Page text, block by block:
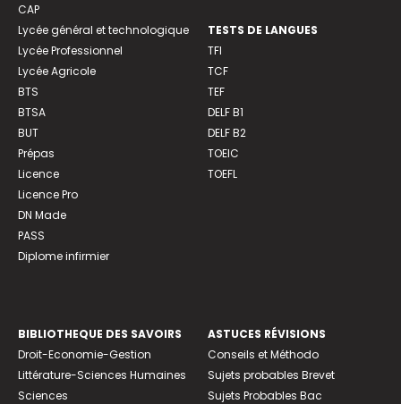
CAP
Lycée général et technologique
Lycée Professionnel
Lycée Agricole
BTS
BTSA
BUT
Prépas
Licence
Licence Pro
DN Made
PASS
Diplome infirmier
TESTS DE LANGUES
TFI
TCF
TEF
DELF B1
DELF B2
TOEIC
TOEFL
BIBLIOTHEQUE DES SAVOIRS
Droit-Economie-Gestion
Littérature-Sciences Humaines
Sciences
ASTUCES RÉVISIONS
Conseils et Méthodo
Sujets probables Brevet
Sujets Probables Bac